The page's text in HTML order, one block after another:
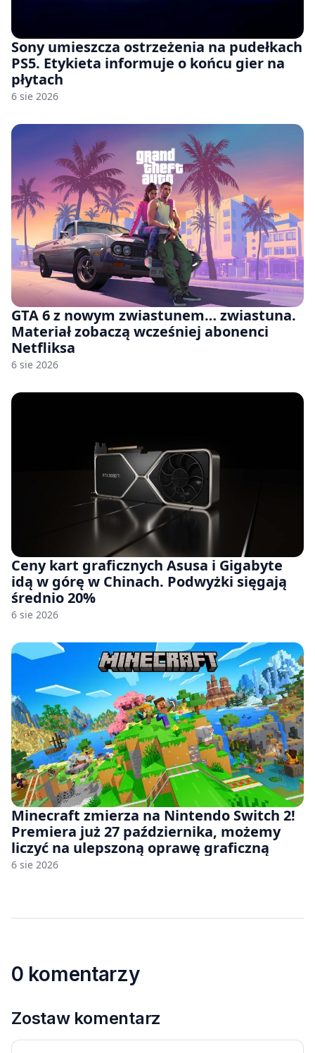
Sony umieszcza ostrzeżenia na pudełkach
PS5. Etykieta informuje o końcu gier na
płytach
6 sie 2026
GTA 6 z nowym zwiastunem… zwiastuna.
Materiał zobaczą wcześniej abonenci
Netfliksa
6 sie 2026
Ceny kart graficznych Asusa i Gigabyte
idą w górę w Chinach. Podwyżki sięgają
średnio 20%
6 sie 2026
Minecraft zmierza na Nintendo Switch 2!
Premiera już 27 października, możemy
liczyć na ulepszoną oprawę graficzną
6 sie 2026
0 komentarzy
Zostaw komentarz